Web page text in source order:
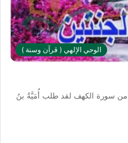
الوحي الإلهي ( قرآن وسنة )
قصه صاحب الجنتين سبب نزول الآية 28 من سورة الكهف لقد طلب أُمَيَّةُ بنُ